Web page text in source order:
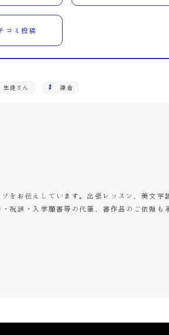
コミ投稿
徒さん 鎌倉
をお伝えしています。出張レッスン、美文字
祝辞・入学願書等の代筆、書作品のご依頼も